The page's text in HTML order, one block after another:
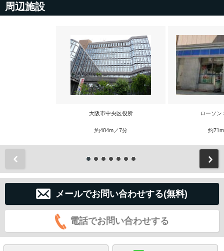
周辺施設
大阪市中央区役所
約484m／7分
ローソン
約
メールでお問い合わせする(無料)
電話でお問い合わせする